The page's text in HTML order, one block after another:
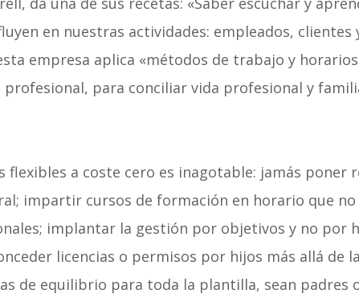
en nuestras actividades: empleados, clientes
empresa aplica «métodos de trabajo y
para conciliar vida profesional y
a coste cero es inagotable: jamás poner
impartir cursos de formación en horario que no
implantar la gestión por objetivos y no por
licencias o permisos por hijos más allá de
de equilibrio para toda la plantilla, sean padres